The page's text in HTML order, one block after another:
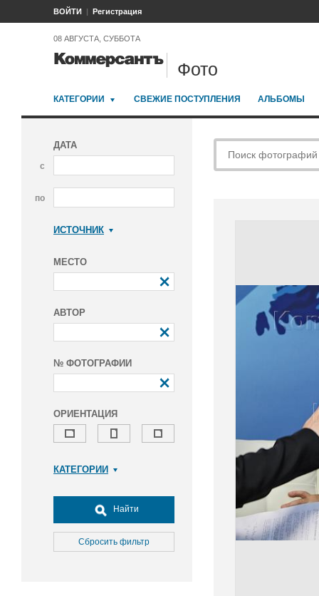
ВОЙТИ Регистрация
08 АВГУСТА, СУББОТА
Фото
КАТЕГОРИИ СВЕЖИЕ ПОСТУПЛЕНИЯ АЛЬБОМЫ
ДАТА
с
по
ИСТОЧНИК
МЕСТО
АВТОР
№ ФОТОГРАФИИ
ОРИЕНТАЦИЯ
КАТЕГОРИИ
Досуг, туризм и отдых
Культура
Медицина
Найти
Сбросить фильтр